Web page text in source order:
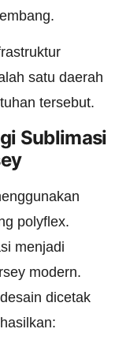
satu daerah
tersebut.
Sublimasi
polyflex.
menjadi
modern.
dicetak